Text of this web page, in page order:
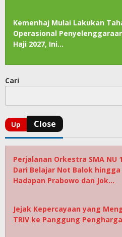
Kemenhaj Mulai Lakukan
Operasional
Haji 2027, Ini…
Cari
Perjalanan Orkestra SMA NU
Dari Belajar Not Balok
Hadapan Prabowo dan Jok…
Jejak Kepercayaan yang
TRIV ke Panggung